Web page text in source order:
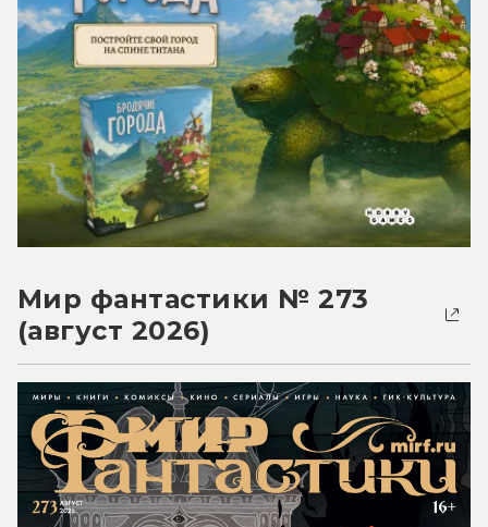
Мир фантастики № 273
(август 2026)